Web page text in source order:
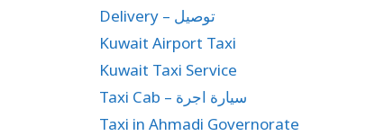
Delivery – توصيل
Kuwait Airport Taxi
Kuwait Taxi Service
Taxi Cab – سيارة اجرة
Taxi in Ahmadi Governorate